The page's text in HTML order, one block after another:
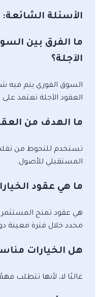
الأسئلة الشائعة:
ما الفرق بين
الآجلة؟
السوق الفوري يتم فيه
العقود الآجلة تعتمد
ما الهدف من
تستخدم للتحوط من تقلب
المستقبلي للأصول.
ما هي عقود
هي عقود تمنح
محدد خلال فترة معينة
هل الخيارات
غالبًا لا، لأنها تتطلب